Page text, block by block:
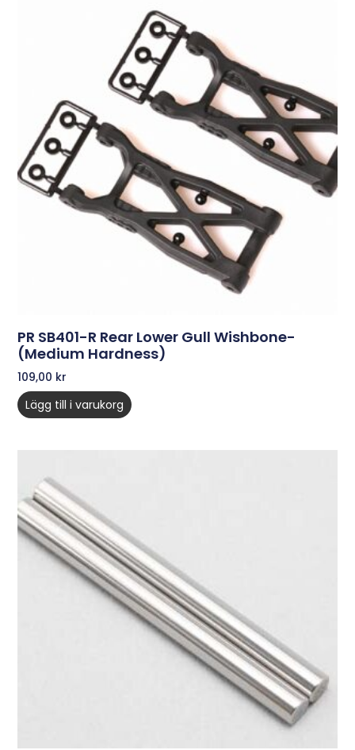
PR SB401-R Rear Lower Gull Wishbone-
(medium Hardness)
109,00 kr
Lägg till i varukorg